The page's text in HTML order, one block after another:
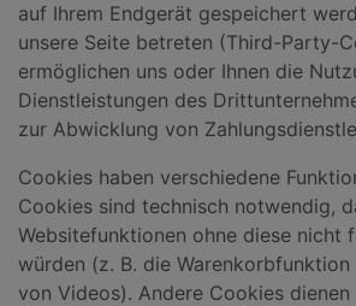
auf Ihrem Endgerät gespeichert
unsere Seite betreten (Third-Party-
ermöglichen uns oder Ihnen die
Dienstleistungen des
zur Abwicklung von
Cookies haben verschiedene
Cookies sind technisch notwendig,
Websitefunktionen ohne diese nicht
würden (z. B. die
von Videos). Andere Cookies dienen